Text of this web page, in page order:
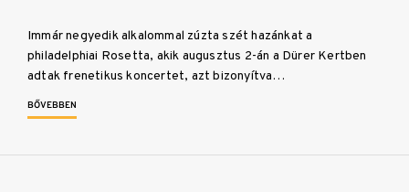
Immár negyedik alkalommal zúzta szét hazánkat a
philadelphiai Rosetta, akik augusztus 2-án a Dürer Kertben
adtak frenetikus koncertet, azt bizonyítva…
BŐVEBBEN